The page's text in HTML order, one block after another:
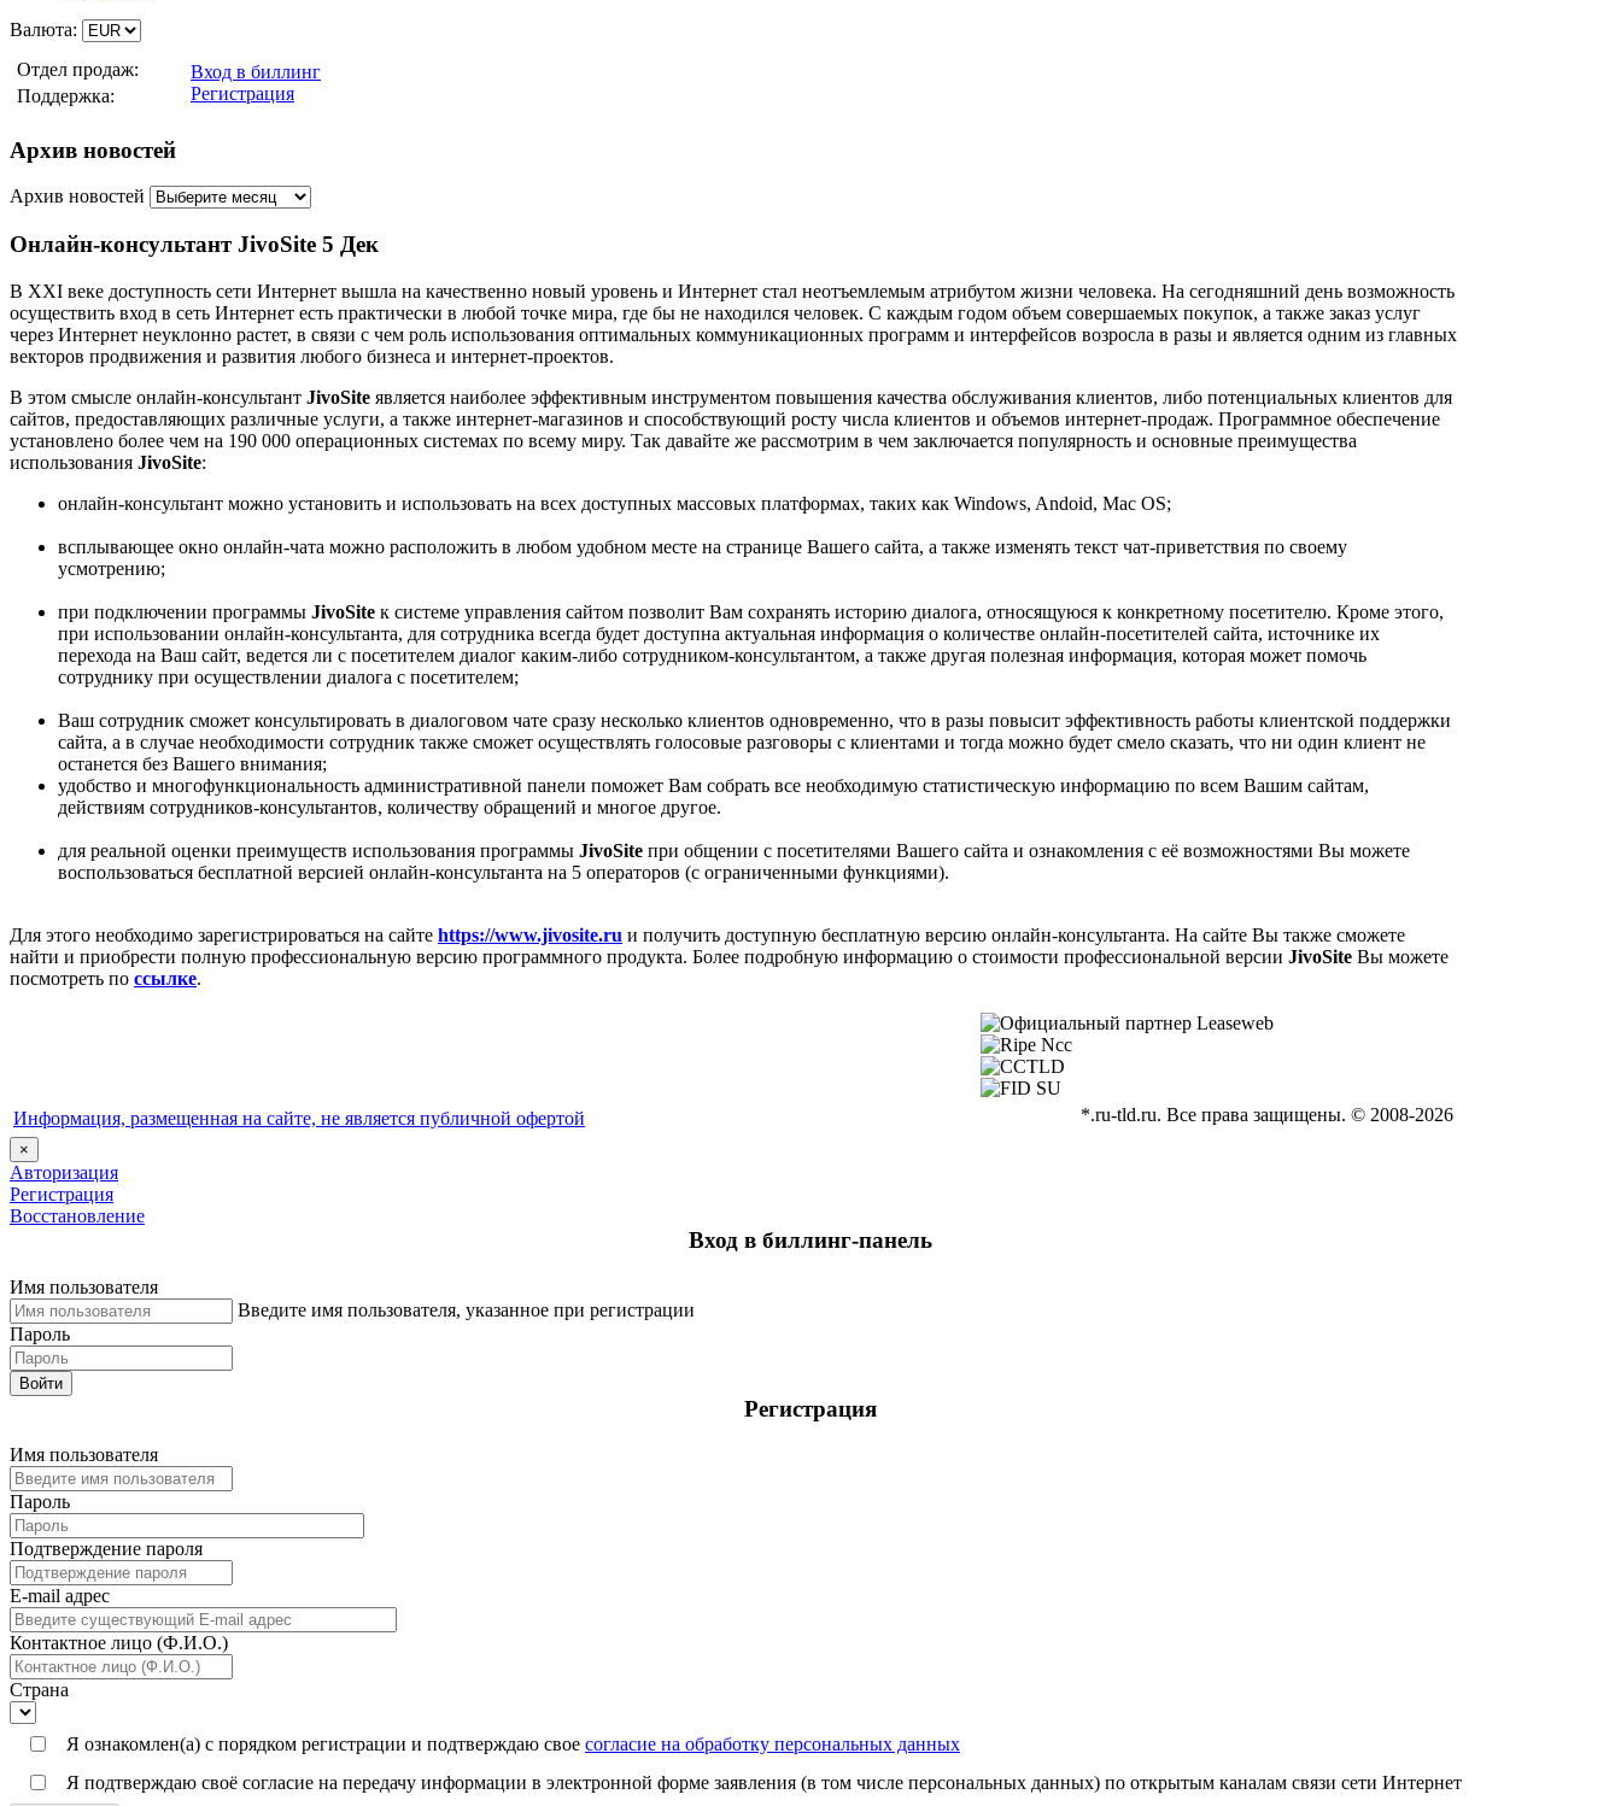
Валюта:
Отдел продаж:
Поддержка:
Вход в биллинг
Регистрация
Архив новостей
Архив новостей
Онлайн-консультант JivoSite 5 Дек
В ХХI веке доступность сети Интернет вышла на качественно новый уровень и Интернет стал неотъемлемым атрибутом жизни человека. На сегодняшний день возможность
осуществить вход в сеть Интернет есть практически в любой точке мира, где бы не находился человек. С каждым годом объем совершаемых покупок, а также заказ услуг
через Интернет неуклонно растет, в связи с чем роль использования оптимальных коммуникационных программ и интерфейсов возросла в разы и является одним из главных
векторов продвижения и развития любого бизнеса и интернет-проектов.
В этом смысле онлайн-консультант JivoSite является наиболее эффективным инструментом повышения качества обслуживания клиентов, либо потенциальных клиентов для
сайтов, предоставляющих различные услуги, а также интернет-магазинов и способствующий росту числа клиентов и объемов интернет-продаж. Программное обеспечение
установлено более чем на 190 000 операционных системах по всему миру. Так давайте же рассмотрим в чем заключается популярность и основные преимущества
использования JivoSite:
онлайн-консультант можно установить и использовать на всех доступных массовых платформах, таких как Windows, Andoid, Mac OS;
всплывающее окно онлайн-чата можно расположить в любом удобном месте на странице Вашего сайта, а также изменять текст чат-приветствия по своему
усмотрению;
при подключении программы JivoSite к системе управления сайтом позволит Вам сохранять историю диалога, относящуюся к конкретному посетителю. Кроме этого,
при использовании онлайн-консультанта, для сотрудника всегда будет доступна актуальная информация о количестве онлайн-посетителей сайта, источнике их
перехода на Ваш сайт, ведется ли с посетителем диалог каким-либо сотрудником-консультантом, а также другая полезная информация, которая может помочь
сотруднику при осуществлении диалога с посетителем;
Ваш сотрудник сможет консультировать в диалоговом чате сразу несколько клиентов одновременно, что в разы повысит эффективность работы клиентской поддержки
сайта, а в случае необходимости сотрудник также сможет осуществлять голосовые разговоры с клиентами и тогда можно будет смело сказать, что ни один клиент не
останется без Вашего внимания;
удобство и многофункциональность административной панели поможет Вам собрать все необходимую статистическую информацию по всем Вашим сайтам,
действиям сотрудников-консультантов, количеству обращений и многое другое.
для реальной оценки преимуществ использования программы JivoSite при общении с посетителями Вашего сайта и ознакомления с её возможностями Вы можете
воспользоваться бесплатной версией онлайн-консультанта на 5 операторов (с ограниченными функциями).
Для этого необходимо зарегистрироваться на сайте https://www.jivosite.ru и получить доступную бесплатную версию онлайн-консультанта. На сайте Вы также сможете
найти и приобрести полную профессиональную версию программного продукта. Более подробную информацию о стоимости профессиональной версии JivoSite Вы можете
посмотреть по ссылке.
Информация, размещенная на сайте, не является публичной офертой *.ru-tld.ru. Все права защищены. © 2008-2026
×
Авторизация
Регистрация
Восстановление
Вход в биллинг-панель
Имя пользователя
Введите имя пользователя, указанное при регистрации
Пароль
Войти
Регистрация
Имя пользователя
Пароль
Подтверждение пароля
E-mail адреc
Контактное лицо (Ф.И.О.)
Страна
Я ознакомлен(а) с порядком регистрации и подтверждаю свое согласие на обработку персональных данных
Я подтверждаю своё согласие на передачу информации в электронной форме заявления (в том числе персональных данных) по открытым каналам связи сети Интернет